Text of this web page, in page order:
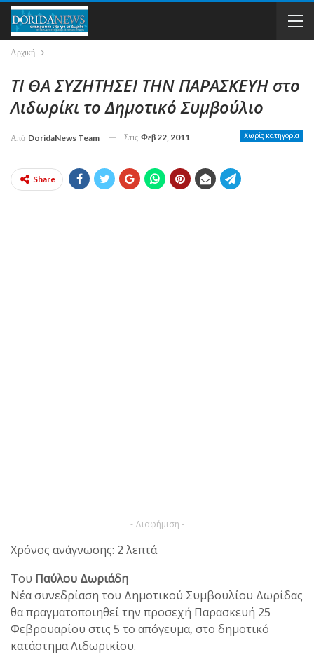
Αρχική
ΤΙ ΘΑ ΣΥΖΗΤΗΣΕΙ ΤΗΝ ΠΑΡΑΣΚΕΥΗ στο
Λιδωρίκι το Δημοτικό Συμβούλιο
Χωρίς κατηγορία
Από DoridaNews Team Στις Φεβ 22, 2011
Share
- Διαφήμιση -
Χρόνος ανάγνωσης: 2 λεπτά
Του Παύλου Δωριάδη
Νέα συνεδρίαση του Δημοτικού Συμβουλίου Δωρίδας
θα πραγματοποιηθεί την προσεχή Παρασκευή 25
Φεβρουαρίου στις 5 το απόγευμα, στο δημοτικό
κατάστημα Λιδωρικίου.